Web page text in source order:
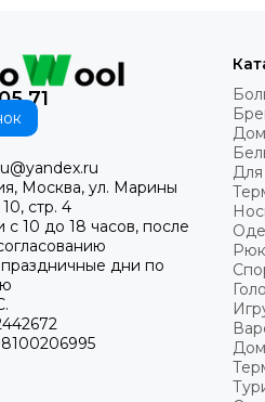
71
Москва, ул. Марины
стр. 4
10 до 18 часов, после
дни по